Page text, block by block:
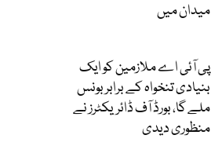
میدان میں
پی آئی اے ملازمین کو ایک
بنیادی تنخواہ کے برابر بونس
ملے گا، بورڈ آف ڈائریکٹرز نے
منظوری دیدی